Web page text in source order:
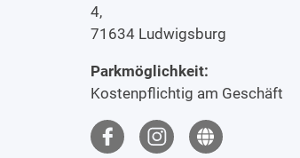
4,
71634 Ludwigsburg
Parkmöglichkeit:
Kostenpflichtig am Geschäft